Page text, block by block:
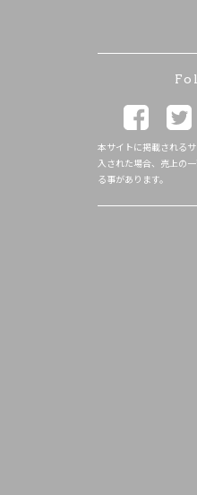
本サイトに掲載される
入された場合、売上の
る事があります。